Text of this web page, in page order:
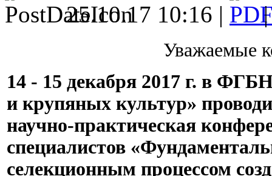
25.10.17 10:16 |
Уважаемые
14 - 15 декабря 2017 г. в
и крупяных культур»
научно-практическая
специалистов
селекционным процессом